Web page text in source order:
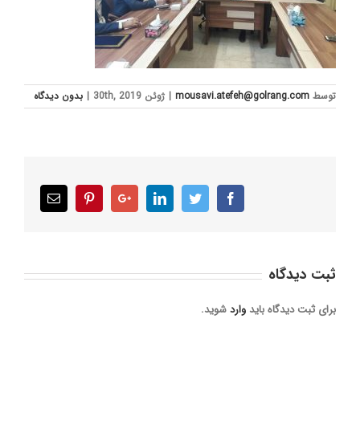
توسط mousavi.atefeh@golrang.com
| ژوئن 30th, 2019 | بدون ديدگاه
Facebook
Twitter
LinkedIn
Google+
Pinterest
Email
ثبت ديدگاه
برای ثبت دیدگاه باید واردشوید.